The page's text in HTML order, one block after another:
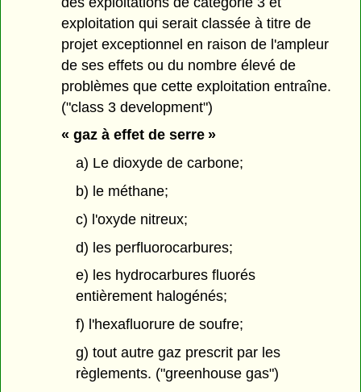
exploitation qui serait classée à titre de
projet exceptionnel en raison de l'ampleur
de ses effets ou du nombre élevé de
problèmes que cette exploitation entraîne.
("class 3 development")
« gaz à effet de serre »
a) Le dioxyde de carbone;
b) le méthane;
c) l'oxyde nitreux;
d) les perfluorocarbures;
e) les hydrocarbures fluorés
entièrement halogénés;
f) l'hexafluorure de soufre;
g) tout autre gaz prescrit par les
règlements. ("greenhouse gas")